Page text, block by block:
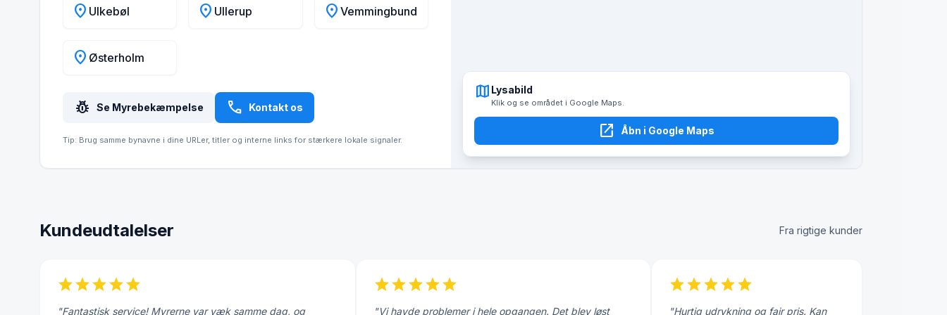
location_on Ulkebøl location_on Ullerup location_on Vemmingbund
location_on Østerholm
pest_control Se Myrebekæmpelse call Kontakt os
Tip: Brug samme bynavne i dine URLer, titler og interne links for stærkere lokale signaler.
map Lysabild
Klik og se området i Google Maps.
open_in_new Åbn i Google Maps
Kundeudtalelser Fra rigtige kunder
starstarstarstarstar
"Fantastisk service! Myrerne var væk samme dag, og
starstarstarstarstar
"Vi havde problemer i hele opgangen. Det blev løst
starstarstarstarstar
"Hurtig udrykning og fair pris. Kan